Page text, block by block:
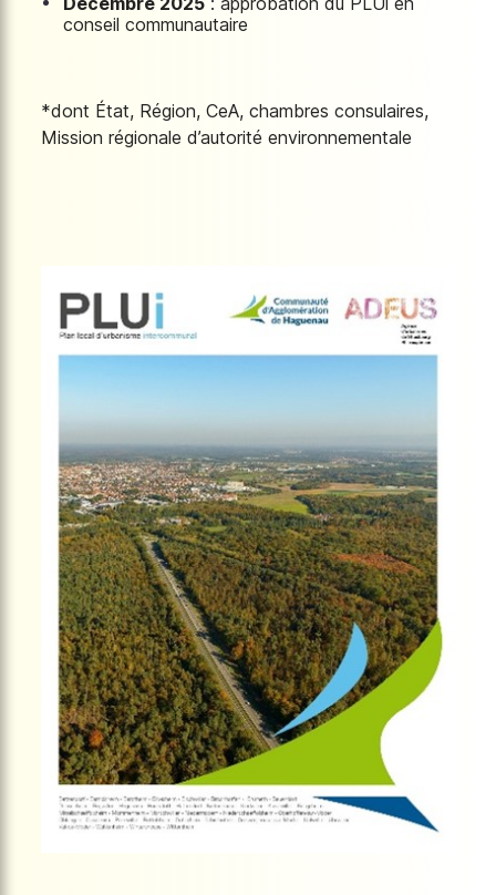
conseil communautaire
*dont État, Région, CeA, chambres consulaires,
Mission régionale d’autorité environnementale